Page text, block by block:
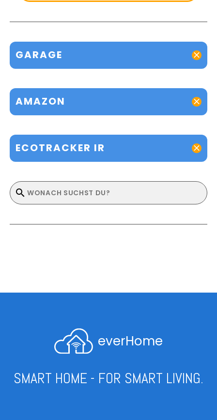
GARAGE
AMAZON
ECOTRACKER IR
everHome
SMART HOME - FOR SMART LIVING.